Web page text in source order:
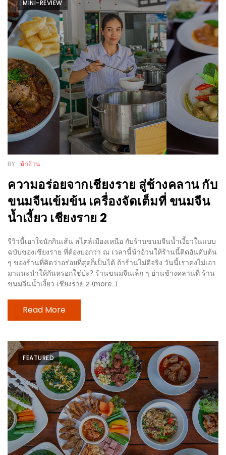
PRESENTS
PINGFAI
FESTIVAL
3
อาหาร
ญี่ปุ่น
ระดับ
พรีเมียม
พร้อม
สุ
เนื้อ
หมู
คู
โร
บูต
ะ
สุด
ที่
AIKO
UP,
RAMA
3)
อาหาร
โดน
ภาพ
MINI-REVIEW
BY น้าอ้วน
ความอร่อยจากเชียงราย สู่ช้างคลาน กับ
ขนมจีนเข้มข้น เครื่องจัดเต็มที่ ขนมจีน
น้ำเงี้ยว เชียงราย 2
รีวิวนี้เอาใจนักกินเส้น สไตล์เมืองเหนือ กับร้านขนมจีนน้ำเงี้ยวในแบบ
ฉบับของเชียงราย ที่ต้องบอกว่า ณ เวลานี้น้าอ้วนให้ร้านนี้ติดอันดับต้น
ๆ ของร้านที่คิดว่าอร่อยที่สุดก็เป็นได้ ถ้าร้านไม่ดีจริง วันนี้เราคงไม่เอา
มาแนะนำให้กันหรอกใช่ป่ะ? ร้านขนมจีนเล็ก ๆ ย่านช้างคลานที่ ร้าน
ขนมจีนน้ำเงี้ยว เชียงราย 2 (more…)
Read More
FEATURED